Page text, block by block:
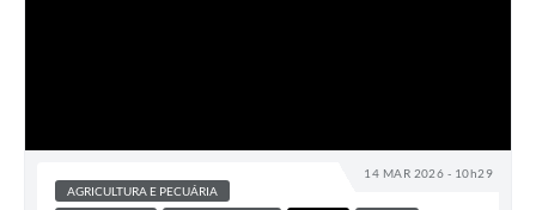
14 MAR 2026 - 10h29
AGRICULTURA E PECUÁRIA